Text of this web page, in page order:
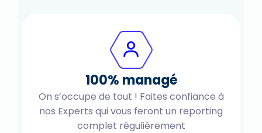
100% managé
On s’occupe de tout ! Faites confiance à
nos Experts qui vous feront un reporting
complet régulièrement